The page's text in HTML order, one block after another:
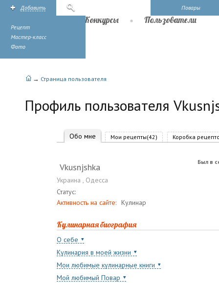
Повары
Добавить
Рецепт
Мастер-класс
Фото
Конкурсы Пользователи
→ Страница пользователя
Профиль пользователя
Обо мне Мои рецепты(42) Коробка
Vkusnjshka Был в
Украина , Одесса
Статус:
Активность на сайте: Кулинар
Кулинарная биография
О себе
Кулинария в моей жизни
Мои любимые кулинарные книги
Мой любимый Повар